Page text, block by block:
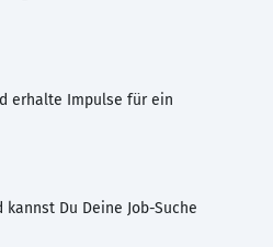
erhalte Impulse für ein
Du Deine Job-Suche